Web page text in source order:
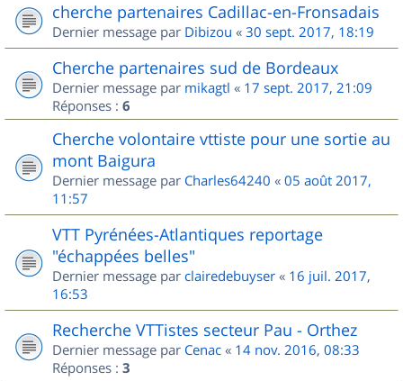
cherche partenaires Cadillac-en-Fronsadais
Dernier message par Dibizou « 30 sept. 2017, 18:19
Cherche partenaires sud de Bordeaux
Dernier message par mikagtl « 17 sept. 2017, 21:09
Réponses : 6
Cherche volontaire vttiste pour une sortie au
mont Baigura
Dernier message par Charles64240 « 05 août 2017,
11:57
VTT Pyrénées-Atlantiques reportage
"échappées belles"
Dernier message par clairedebuyser « 16 juil. 2017,
16:53
Recherche VTTistes secteur Pau - Orthez
Dernier message par Cenac « 14 nov. 2016, 08:33
Réponses : 3